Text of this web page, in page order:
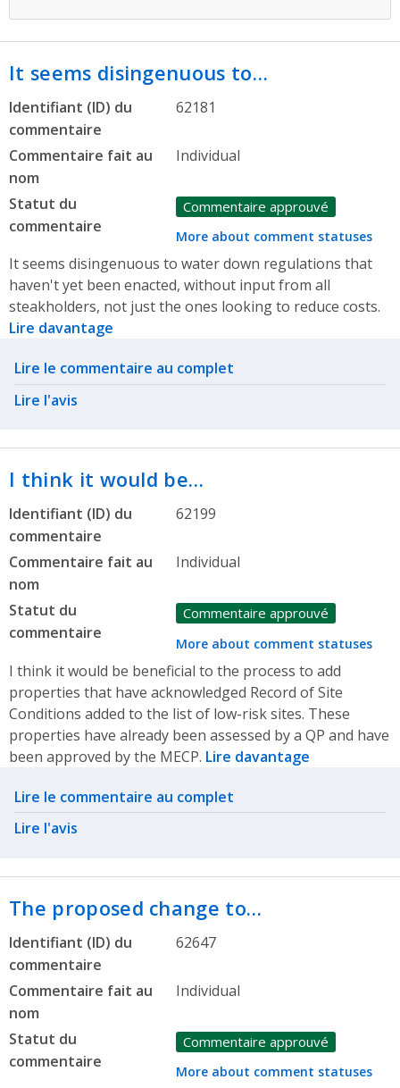
It seems disingenuous to…
Identifiant (ID) du
commentaire
62181
Commentaire fait au
nom
Individual
Statut du
commentaire
Commentaire approuvé
More about comment statuses
It seems disingenuous to water down regulations that
haven't yet been enacted, without input from all
steakholders, not just the ones looking to reduce costs.
Lire davantage
Related actions
Lire le commentaire au complet
Lire l'avis
I think it would be…
Identifiant (ID) du
commentaire
62199
Commentaire fait au
nom
Individual
Statut du
commentaire
Commentaire approuvé
More about comment statuses
I think it would be beneficial to the process to add
properties that have acknowledged Record of Site
Conditions added to the list of low-risk sites. These
properties have already been assessed by a QP and have
been approved by the MECP. Lire davantage
Related actions
Lire le commentaire au complet
Lire l'avis
The proposed change to…
Identifiant (ID) du
commentaire
62647
Commentaire fait au
nom
Individual
Statut du
commentaire
Commentaire approuvé
More about comment statuses